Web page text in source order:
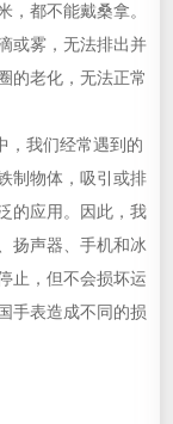
，都不能戴桑拿。
或雾，无法排出并
的老化，无法正常
我们经常遇到的
制物体，吸引或排
的应用。因此，我
扬声器、手机和冰
止，但不会损坏运
手表造成不同的损